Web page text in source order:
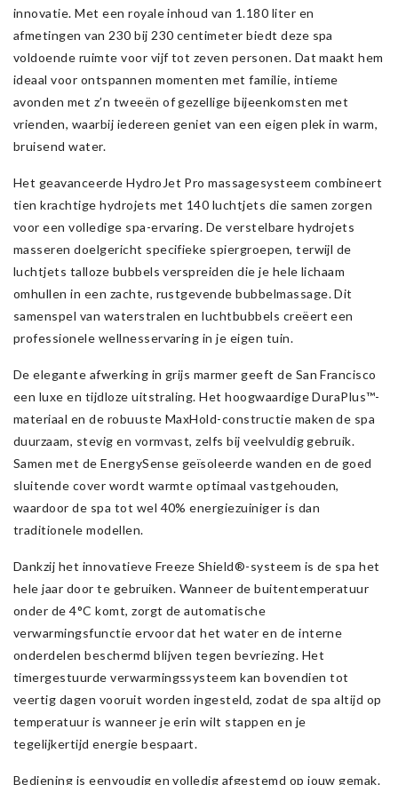
innovatie. Met een royale inhoud van 1.180 liter en
afmetingen van 230 bij 230 centimeter biedt deze spa
voldoende ruimte voor vijf tot zeven personen. Dat maakt hem
ideaal voor ontspannen momenten met familie, intieme
avonden met z’n tweeën of gezellige bijeenkomsten met
vrienden, waarbij iedereen geniet van een eigen plek in warm,
bruisend water.
Het geavanceerde HydroJet Pro massagesysteem combineert
tien krachtige hydrojets met 140 luchtjets die samen zorgen
voor een volledige spa-ervaring. De verstelbare hydrojets
masseren doelgericht specifieke spiergroepen, terwijl de
luchtjets talloze bubbels verspreiden die je hele lichaam
omhullen in een zachte, rustgevende bubbelmassage. Dit
samenspel van waterstralen en luchtbubbels creëert een
professionele wellnesservaring in je eigen tuin.
De elegante afwerking in grijs marmer geeft de San Francisco
een luxe en tijdloze uitstraling. Het hoogwaardige DuraPlus™-
materiaal en de robuuste MaxHold-constructie maken de spa
duurzaam, stevig en vormvast, zelfs bij veelvuldig gebruik.
Samen met de EnergySense geïsoleerde wanden en de goed
sluitende cover wordt warmte optimaal vastgehouden,
waardoor de spa tot wel 40% energiezuiniger is dan
traditionele modellen.
Dankzij het innovatieve Freeze Shield®-systeem is de spa het
hele jaar door te gebruiken. Wanneer de buitentemperatuur
onder de 4°C komt, zorgt de automatische
verwarmingsfunctie ervoor dat het water en de interne
onderdelen beschermd blijven tegen bevriezing. Het
timergestuurde verwarmingssysteem kan bovendien tot
veertig dagen vooruit worden ingesteld, zodat de spa altijd op
temperatuur is wanneer je erin wilt stappen en je
tegelijkertijd energie bespaart.
Bediening is eenvoudig en volledig afgestemd op jouw gemak.